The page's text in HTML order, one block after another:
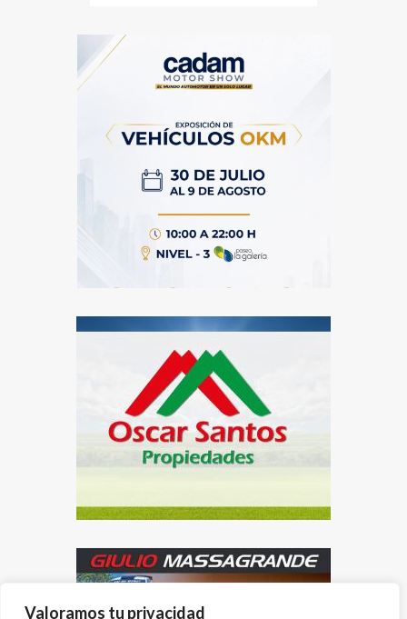
Valoramos tu privacidad